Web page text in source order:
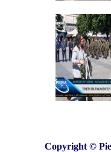
Copyright ©